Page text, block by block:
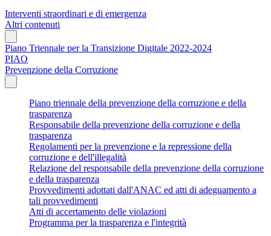
Interventi straordinari e di emergenza
Altri contenuti
Piano Triennale per la Transizione Digitale 2022-2024
PIAO
Prevenzione della Corruzione
Piano triennale della prevenzione della corruzione e della
trasparenza
Responsabile della prevenzione della corruzione e della
trasparenza
Regolamenti per la prevenzione e la repressione della
corruzione e dell'illegalità
Relazione del responsabile della prevenzione della corruzione
e della trasparenza
Provvedimenti adottati dall'ANAC ed atti di adeguamento a
tali provvedimenti
Atti di accertamento delle violazioni
Programma per la trasparenza e l'integrità